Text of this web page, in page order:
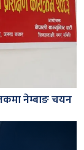
नेम्बाङ चयन